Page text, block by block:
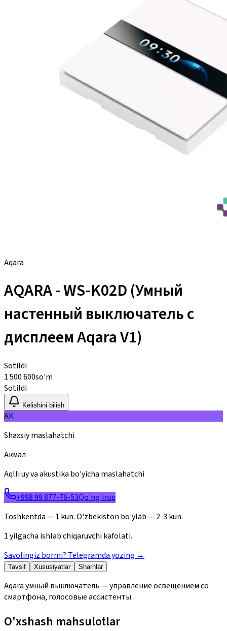
Aqara
AQARA - WS-K02D (Умный
настенный выключатель с
дисплеем Aqara V1)
Sotildi
1 500 600so'm
Sotildi
Kelishini bilish
АК
Shaxsiy maslahatchi
Акмал
Aqlli uy va akustika bo'yicha maslahatchi
+998 99 877-76-53Qo'ng'iroq
Toshkentda — 1 kun. O'zbekiston bo'ylab — 2-3 kun.
1 yilgacha ishlab chiqaruvchi kafolati.
Savolingiz bormi? Telegramda yozing →
Tavsif Xususiyatlar Sharhlar
Aqara умный выключатель — управление освещением со
смартфона, голосовые ассистенты.
O'xshash mahsulotlar